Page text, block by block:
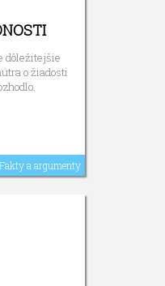
dôležitejšie
o žiadosti
Fakty a argumenty